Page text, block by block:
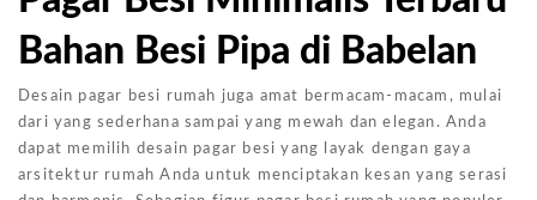
Bahan Besi Pipa di Babelan
Desain pagar besi rumah juga amat bermacam-macam, mulai
dari yang sederhana sampai yang mewah dan elegan. Anda
dapat memilih desain pagar besi yang layak dengan gaya
arsitektur rumah Anda untuk menciptakan kesan yang serasi